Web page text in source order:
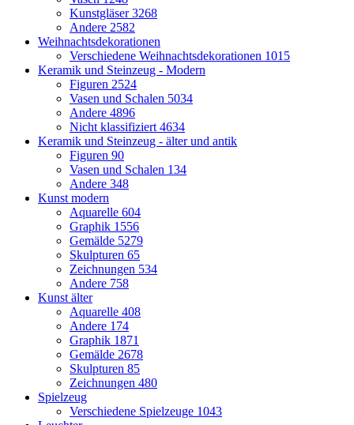
Kunstgläser3268
Andere 2582
Weihnachtsdekorationen
Verschiedene Weihnachtsdekorationen 1015
Keramik und Steinzeug - Modern
Figuren 2524
Vasen und Schalen 5034
Andere 4896
Nicht klassifiziert 4634
Keramik und Steinzeug - älter und antik
Figuren 90
Vasen und Schalen 134
Andere 348
Kunst modern
Aquarelle 604
Graphik 1556
Gemälde 5279
Skulpturen 65
Zeichnungen 534
Andere 758
Kunst älter
Aquarelle 408
Andere 174
Graphik 1871
Gemälde 2678
Skulpturen 85
Zeichnungen 480
Spielzeug
Verschiedene Spielzeuge 1043